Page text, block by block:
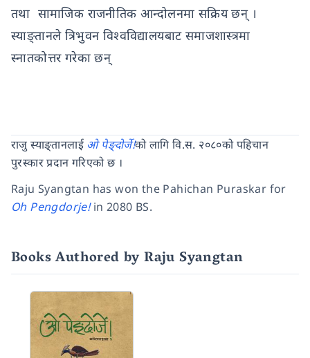
तथा सामाजिक राजनीतिक आन्दोलनमा सक्रिय छन् ।
स्याङ्तानले त्रिभुवन विश्वविद्यालयबाट समाजशास्त्रमा
स्नातकोत्तर गरेका छन्
राजु स्याङ्तानलाई ओ पेङ्दोर्जे!को लागि वि.स. २०८०को पहिचान
पुरस्कार प्रदान गरिएको छ ।
Raju Syangtan has won the Pahichan Puraskar for
Oh Pengdorje!in 2080 BS.
Books Authored by Raju Syangtan